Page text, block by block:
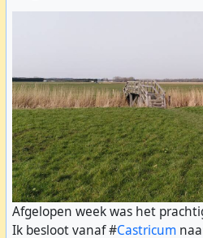
Afgelopen week was het
Ik besloot vanaf #Castricum